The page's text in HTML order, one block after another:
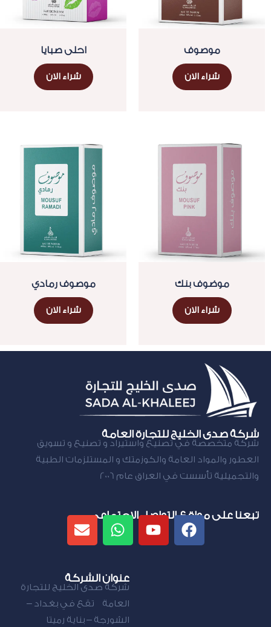
موصوف
شراء الان
احلى صبايا
شراء الان
موضوف بنك
شراء الان
موصوف رمادي
شراء الان
شركة صدى الخليج للتجارة العامة
شركة متخصصة في تصنيع واستيراد و تصنيع و تسويق
العطور والمواد العامة والكوزمتك و المستلزمات الطبية
والتجميلية تأسست في العراق عام 2006
تبعنا على مواقع التواصل الاجتماعي
عنوان الشركة
شركة صدى الخليج للتجارة
العامة تقع في بغداد –
الشورجة – بناية رميتا